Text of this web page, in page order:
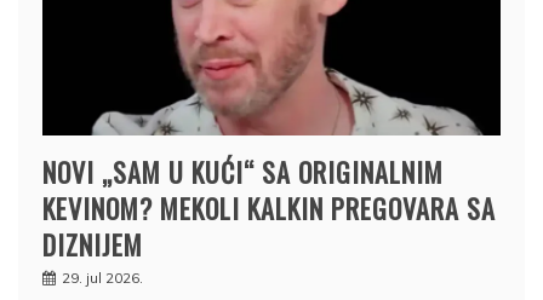
NOVI „SAM U KUĆI“ SA ORIGINALNIM
KEVINOM? MEKOLI KALKIN PREGOVARA SA
DIZNIJEM
29. jul 2026.